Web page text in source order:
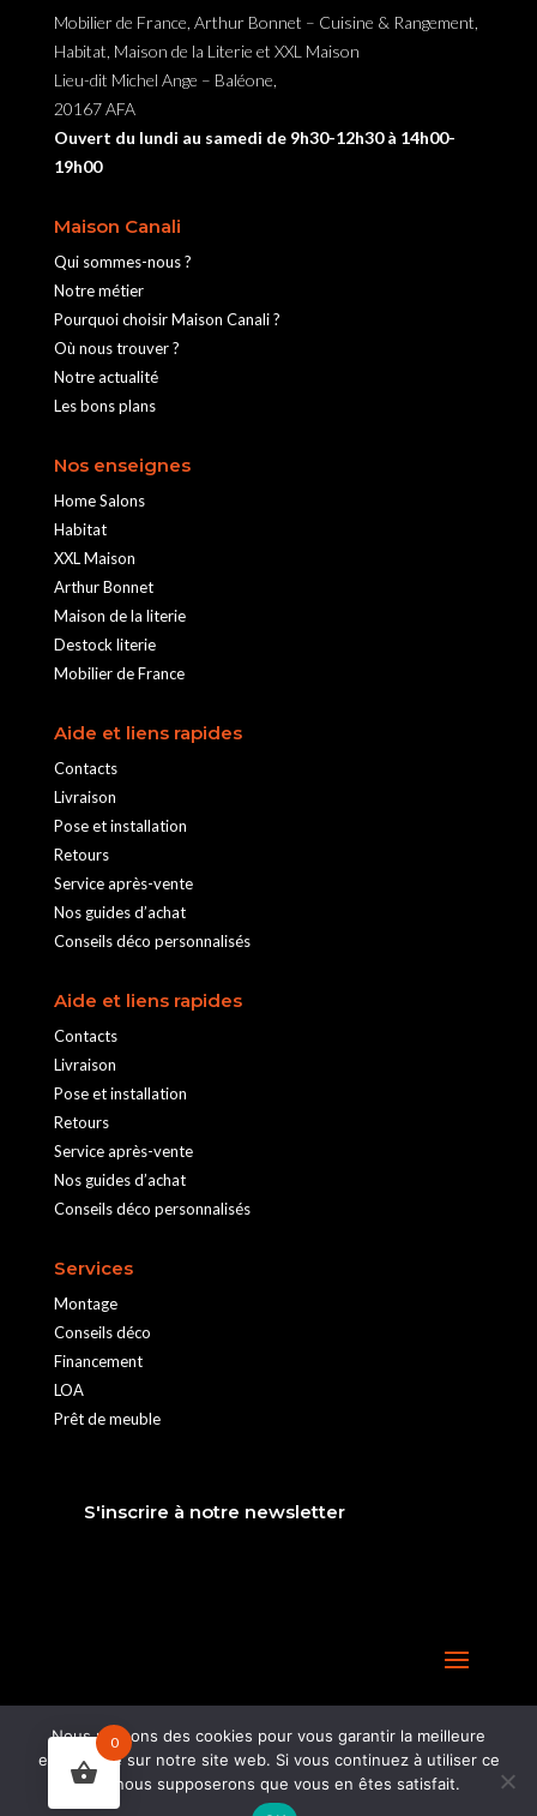
Mobilier de France, Arthur Bonnet – Cuisine & Rangement,
Habitat, Maison de la Literie et XXL Maison
Lieu-dit Michel Ange – Baléone,
20167 AFA
Ouvert du lundi au samedi de 9h30-12h30 à 14h00-
19h00
Maison Canali
Qui sommes-nous ?
Notre métier
Pourquoi choisir Maison Canali ?
Où nous trouver ?
Notre actualité
Les bons plans
Nos enseignes
Home Salons
Habitat
XXL Maison
Arthur Bonnet
Maison de la literie
Destock literie
Mobilier de France
Aide et liens rapides
Contacts
Livraison
Pose et installation
Retours
Service après-vente
Nos guides d’achat
Conseils déco personnalisés
Aide et liens rapides
Contacts
Livraison
Pose et installation
Retours
Service après-vente
Nos guides d’achat
Conseils déco personnalisés
Services
Montage
Conseils déco
Financement
LOA
Prêt de meuble
S'inscrire à notre newsletter
0
Nous utilisons des cookies pour vous garantir la meilleure
expérience sur notre site web. Si vous continuez à utiliser ce
site, nous supposerons que vous en êtes satisfait.